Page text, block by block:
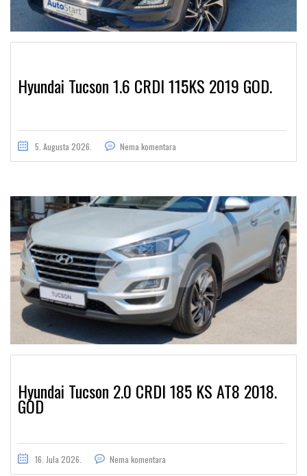
Hyundai Tucson 1.6 CRDI 115KS 2019 GOD.
5. Augusta 2026. Nema komentara
Hyundai Tucson 2.0 CRDI 185 KS AT8 2018.
GOD
16. Jula 2026. Nema komentara